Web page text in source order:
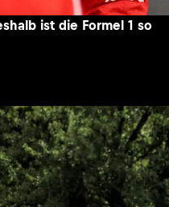
ist die Formel 1 so